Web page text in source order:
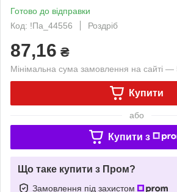
Готово до відправки
Код: !Па_44556
Роздріб
87,16 ₴
Мінімальна сума замовлення на сайті —
Купити
або
Купити з
Що таке купити з Пром?
Замовлення під захистом